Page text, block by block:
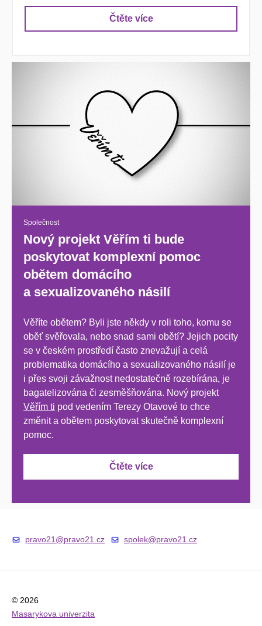
Čtěte více
Společnost
Nový projekt Věřím ti bude
poskytovat komplexní pomoc
obětem domácího
a sexualizovaného násilí
Věříte obětem? Byli jste někdy v roli toho, komu se
oběť svěřovala, nebo snad sami obětí? Jejich pocity
se v českém prostředí často znevažují a celá
problematika domácího a sexualizovaného násilí je
i přes svoji závažnost nedostatečně rozebírána, je
bagatelizována či zesměšňována. Nový projekt
Věřím ti pod vedením Terezy Otavové to chce
změnit a obětem poskytovat skutečně komplexní
pomoc.
Čtěte více
pravo21@pravo21.cz spolek@pravo21.cz
© 2026
Masarykova univerzita